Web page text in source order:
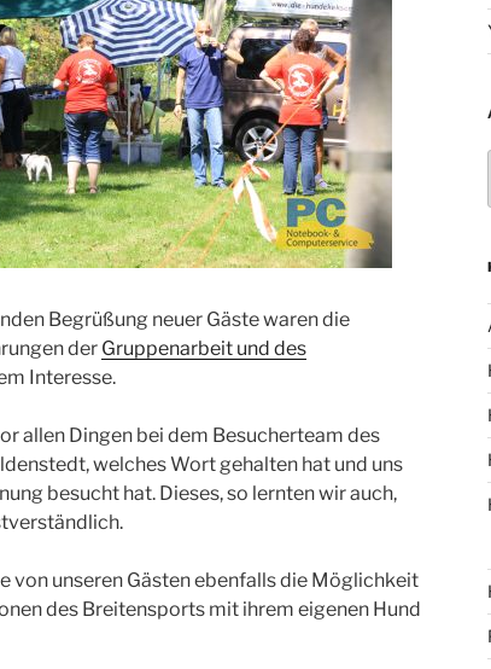
Begrüßung neuer Gäste waren die
der Gruppenarbeit und des
Interesse.
allen Dingen bei dem Besucherteam des
welches Wort gehalten hat und uns
besucht hat. Dieses, so lernten wir auch,
von unseren Gästen ebenfalls die Möglichkeit
des Breitensports mit ihrem eigenen Hund